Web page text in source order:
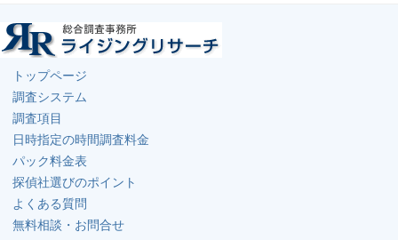
トップページ
調査システム
調査項目
日時指定の時間調査料金
パック料金表
探偵社選びのポイント
よくある質問
無料相談・お問合せ